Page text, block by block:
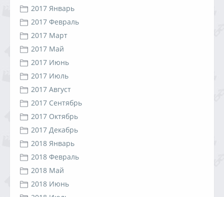
2017 Январь
2017 Февраль
2017 Март
2017 Май
2017 Июнь
2017 Июль
2017 Август
2017 Сентябрь
2017 Октябрь
2017 Декабрь
2018 Январь
2018 Февраль
2018 Май
2018 Июнь